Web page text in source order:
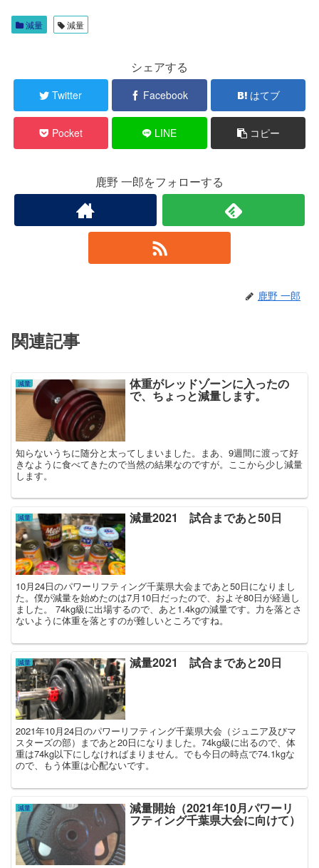
減量 減量
シェアする
Twitter Facebook はてブ
Pocket LINE コピー
鹿野 一郎をフォローする
鹿野 一郎
関連記事
減量 体重がレッドゾーンに入ったの
で、ちょっと減量します。
知らないうちに随分と太ってしまいました。まあ、9週間に渡って好
きなように食べてきたので当然の結果なのですが。ここから少し減量
します。
減量 減量2021 試合まであと50日
10月24日のパワーリフティング千葉県大会まであと50日になりまし
た。僕が減量を始めたのは7月10日だったので、およそ80日が経過し
ました。 74kg級に出場するので、あと1.4kgの減量です。力を落とさ
ないように体重を落とすのが難しいところですね。
減量 減量2021 試合まであと20日
2021年10月24日のパワーリフティング千葉県大会（ジュニア及びマ
スターズの部）まであと20日になりました。74kg級に出るので、体
重は74kg以下にしなければまりません。でも今日の時点で74.1kgな
ので、もう体重は心配ないです。
減量 減量開始（2021年10月パワーリ
フティング千葉県大会に向けて）